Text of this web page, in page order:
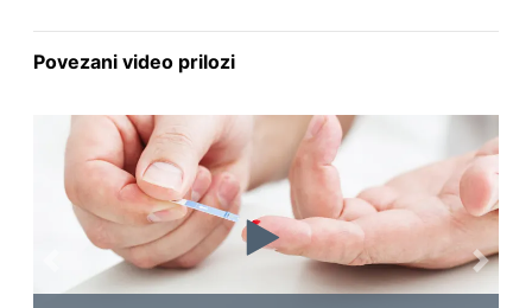
Povezani video prilozi
Previous Next